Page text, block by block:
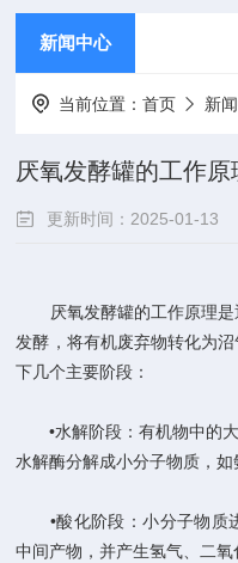
新闻中心
当前位置：首页 新
厌氧发酵罐的工作
更新时间：2025-01-13
厌氧发酵罐的工作原理‌是
发酵，将有机废弃物转化为
下几个主要阶段：
‌•水解阶段‌：有机物中的大
水解酶分解成小分子物质，如
‌•酸化阶段‌：小分子物质
中间产物，并产生氢气、二氧